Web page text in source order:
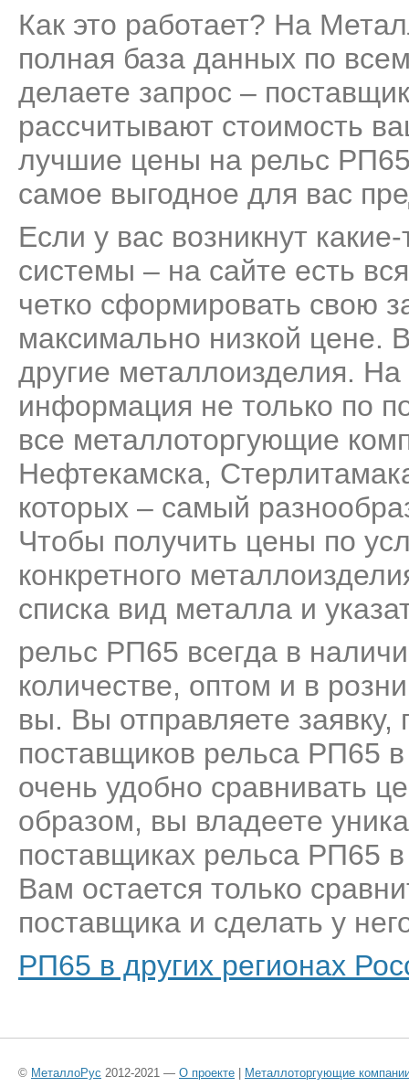
Как это работает? На
полная база данных по
делаете запрос –
рассчитывают стоимость
лучшие цены на рельс
самое выгодное для вас
Если у вас возникнут
системы – на сайте есть
четко сформировать свою
максимально низкой цене.
другие металлоизделия.
информация не только по
все металлоторгующие
Нефтекамска,
которых – самый
Чтобы получить цены по
конкретного
списка вид металла и
рельс РП65 всегда в
количестве, оптом и в
вы. Вы отправляете заявку,
поставщиков рельса РП65
очень удобно сравнивать
образом, вы владеете
поставщиках рельса РП65
Вам остается только
поставщика и сделать у
РП65 в других регионах
© МеталлоРус 2012-2021 — О проекте Металлоторгующие